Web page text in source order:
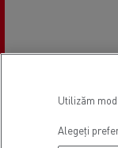
Utilizăm
Alegeți